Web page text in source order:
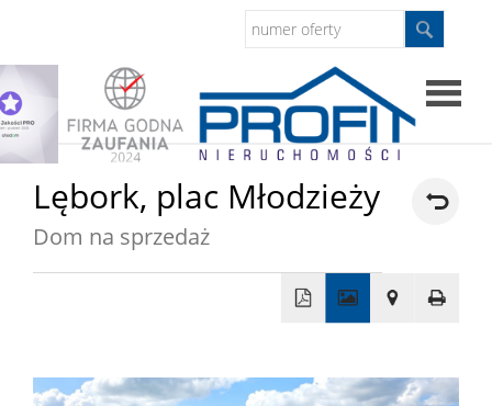
Domy
Lębork, plac Młodzieży
Dom na sprzedaż
−